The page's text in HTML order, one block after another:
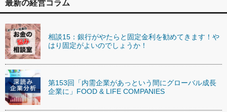
最新の経営コラム
相談15：銀行がやたらと固定金利を勧めてきます！や
はり固定がよいのでしょうか！
第153回「内需企業があっという間にグローバル成長
企業に」FOOD & LIFE COMPANIES